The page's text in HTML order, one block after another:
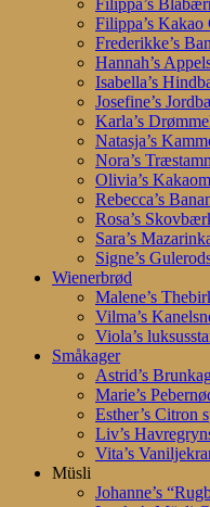
Filippa’s
Filippa’s Kakao
Frederikke’s
Hannah’s
Isabella’s
Josefine’s
Karla’s
Natasja’s
Nora’s
Olivia’s
Rebecca’s
Rosa’s
Sara’s
Signe’s
Wienerbrød
Malene’s
Vilma’s
Viola’s
Småkager
Astrid’s
Marie’s
Esther’s Citron
Liv’s
Vita’s
Müsli
Johanne’s